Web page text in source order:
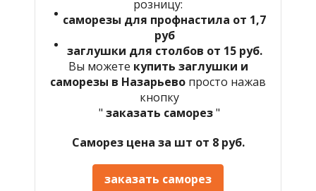
розницу:
саморезы для профнастила от 1,7
руб
заглушки для столбов от 15 руб.
Вы можете купить заглушки и
саморезы в Назарьево просто нажав
кнопку
" заказать саморез"
Саморез цена за шт от 8 руб.
заказать саморез